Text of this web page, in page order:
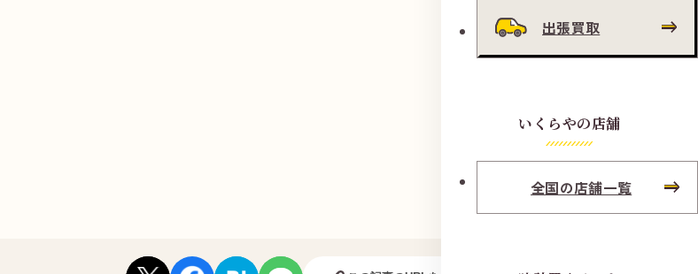
出張買取
いくらやの店舗
全国の店舗一覧